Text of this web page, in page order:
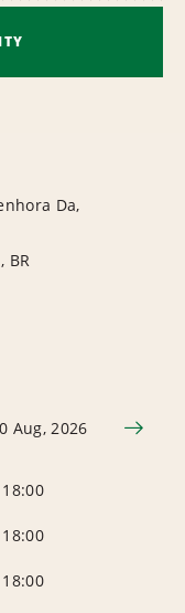
Da,
BR
Aug, 2026
18:00
18:00
18:00